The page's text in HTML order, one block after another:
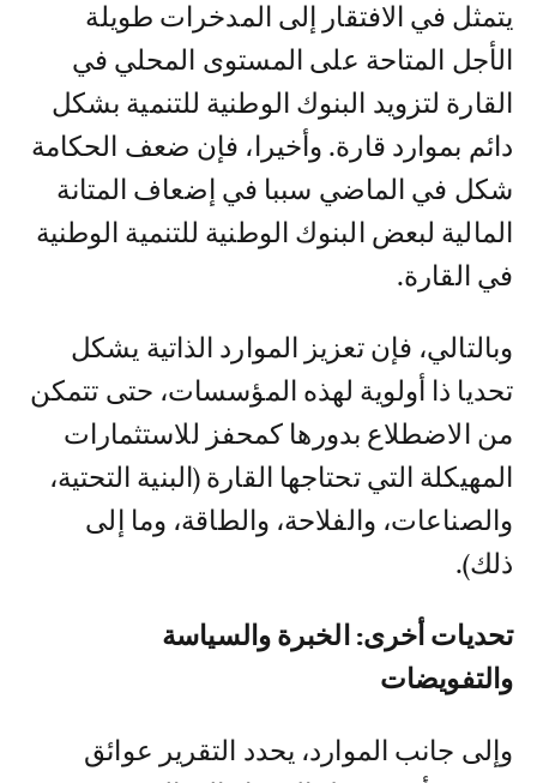
يتمثل في الافتقار إلى المدخرات طويلة
الأجل المتاحة على المستوى المحلي في
القارة لتزويد البنوك الوطنية للتنمية بشكل
دائم بموارد قارة. وأخيرا، فإن ضعف الحكامة
شكل في الماضي سببا في إضعاف المتانة
المالية لبعض البنوك الوطنية للتنمية الوطنية
في القارة.
وبالتالي، فإن تعزيز الموارد الذاتية يشكل
تحديا ذا أولوية لهذه المؤسسات، حتى تتمكن
من الاضطلاع بدورها كمحفز للاستثمارات
المهيكلة التي تحتاجها القارة (البنية التحتية،
والصناعات، والفلاحة، والطاقة، وما إلى
ذلك).
تحديات أخرى: الخبرة والسياسة
والتفويضات
وإلى جانب الموارد، يحدد التقرير عوائق